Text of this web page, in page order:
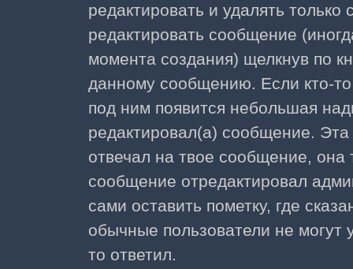
редактировать и удалять
редактировать сообщение
момента создания) щелкнув по
данному сообщению. Если кто-
под ним появится небольшая
редактировал(а) сообщение. Эта
отвечал на твое сообщение, она
сообщение отредактировал
сами оставить пометку, где
обычные пользователи не могут
то ответил.